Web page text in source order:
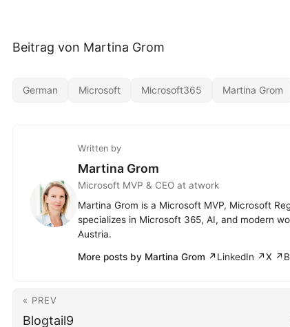
Beitrag von Martina Grom
German Microsoft Microsoft365 Martina Grom
Written by
Martina Grom
Microsoft MVP & CEO at atwork
Martina Grom is a Microsoft MVP, Microsoft
specializes in Microsoft 365, AI, and modern
Austria.
More posts by Martina Grom ↗LinkedIn ↗X ↗
« PREV
Blogtail9